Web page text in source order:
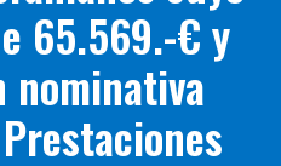
65.569.-€ y
nominativa